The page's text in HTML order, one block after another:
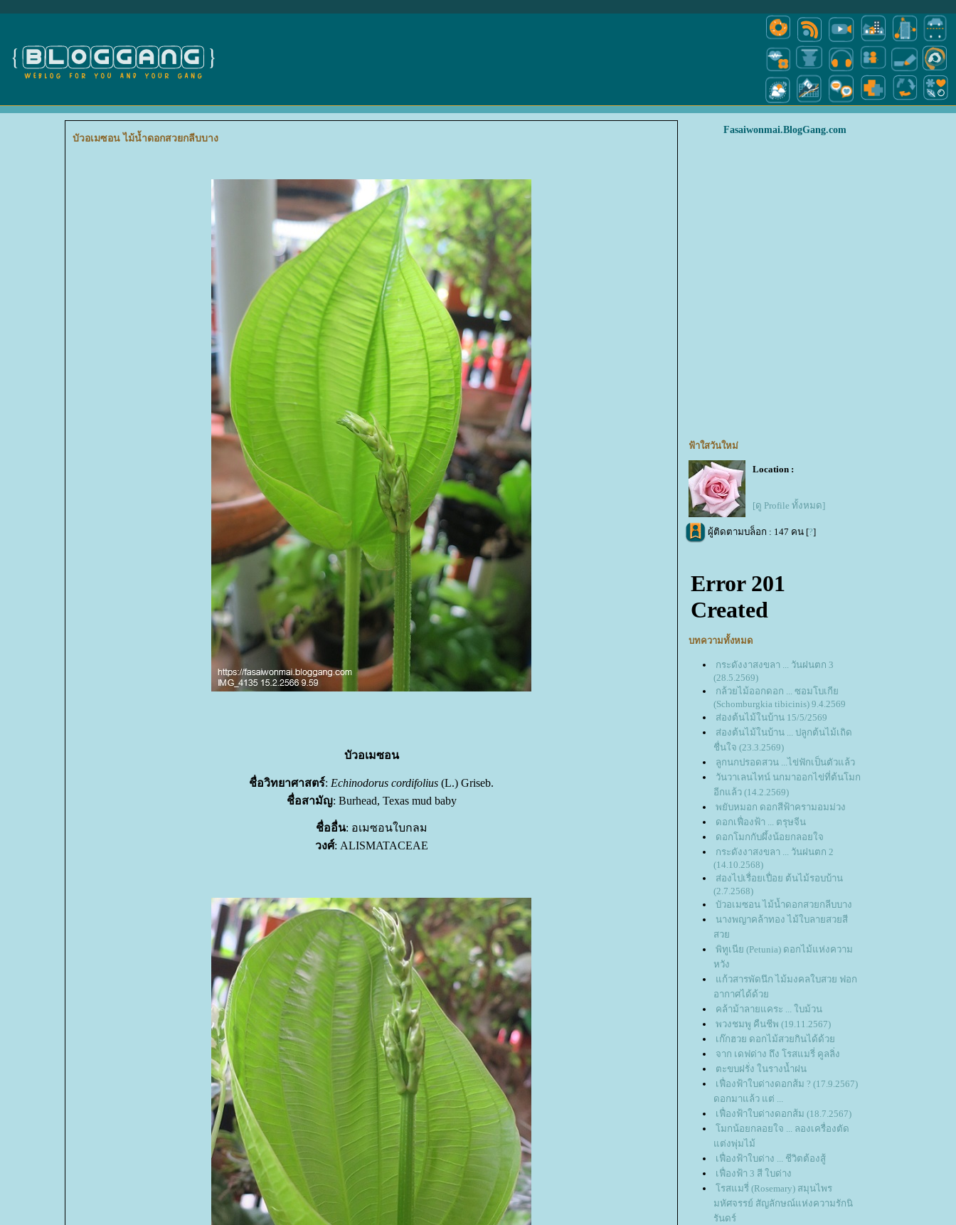
บัวอเมซอน ไม้น้ำดอกสวยกลีบบาง
บัวอเมซอน
ชื่อวิทยาศาสตร์: Echinodorus cordifolius (L.) Griseb.
ชื่อสามัญ: Burhead, Texas mud baby
ชื่ออื่น: อเมซอนใบกลม
วงศ์: ALISMATACEAE
Fasaiwonmai.BlogGang.com
ฟ้าใสวันใหม่
Location :
[ดู Profile ทั้งหมด]
ผู้ติดตามบล็อก : 147 คน [?]
บทความทั้งหมด
กระดังงาสงขลา ... วันฝนตก 3
(28.5.2569)
กล้วยไม้ออกดอก ... ซอมโบเกี
(Schomburgkia tibicinis) 9.4.2569
ส่องต้นไม้ในบ้าน 15/5/2569
ส่องต้นไม้ในบ้าน ... ปลูกต้นไม้เถิด
ชื่นใจ (23.3.2569)
ลูกนกปรอดสวน ...ไข่ฟักเป็นตัวแล้ว
วันวาเลนไทน์ นกมาออกไข่ที่ต้นโมก
อีกแล้ว (14.2.2569)
พยับหมอก ดอกสีฟ้าครามอมม่วง
ดอกเฟื่องฟ้า ... ตรุษจีน
ดอกโมกกับผึ้งน้อยกลอยใจ
กระดังงาสงขลา ... วันฝนตก 2
(14.10.2568)
ส่องไปเรื่อยเปื่อย ต้นไม้รอบบ้าน
(2.7.2568)
บัวอเมซอน ไม้น้ำดอกสวยกลีบบาง
นางพญาคล้าทอง ไม้ใบลายสวยสี
สว
พิทูเนีย (Petunia) ดอกไม้แห่งความ
หวัง
ก้วสารพัดนึก ไม้มงคลใบสวย ฟอก
อากาศได้ด้ว
คล้าม้าลายแคระ ... ใบม้วน
พวงชมพู คืนชีพ (19.11.2567)
เก๊กฮวย ดอกไม้สวยกินได้ด้ว
จาก เดฟด่าง ถึง โรสแมรี่ คูลลิ่ง
ตะขบฝรั่ง ในรางน้ำฝน
เฟื่องฟ้าใบด่างดอกส้ม ? (17.9.2567)
ดอกมาแล้ว แต่ ...
เฟื่องฟ้าใบด่างดอกส้ม (18.7.2567)
มกน้อยกลอยใจ ... ลองเครื่องตัด
ต่งพุ่มไม้
เฟื่องฟ้าใบด่าง ... ชีวิตต้องสู้
เฟื่องฟ้า 3 สี ใบด่าง
รสแมรี่ (Rosemary) สมุนไพร
มหัศจรรย์ สัญลักษณ์แห่งความรักนิ
รันดร์